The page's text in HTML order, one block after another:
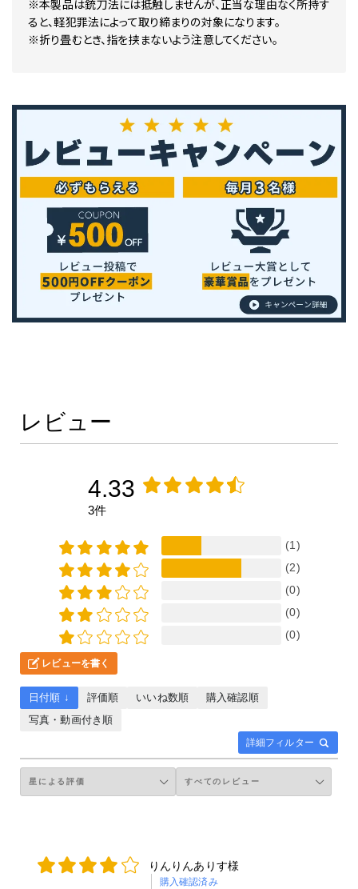
※本製品は銃刀法には抵触しませんが、正当な理由なく所持す
ると、軽犯罪法によって取り締まりの対象になります。
※折り畳むとき、指を挟まないよう注意してください。
レビュー
4.33
3件
(1)
(2)
(0)
(0)
(0)
レビューを書く
詳細フィルター
日付順 ↓ 評価順 いいね数順
購入確認順
写真・動画付き順
りんりんありす様
購入確認済み